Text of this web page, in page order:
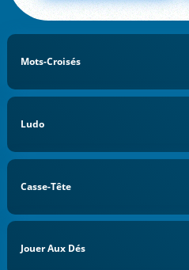
Mots-Croisés
Ludo
Casse-Tête
Jouer Aux Dés